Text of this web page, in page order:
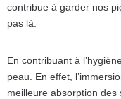
contribue à garder nos
pas là.
En contribuant à
peau. En effet,
meilleure absorption des